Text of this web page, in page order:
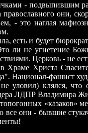
- подвыпившим
они,
- это наглая
есть и будет
ли не угнетение
Церковь - не
Христа
Национал-фашист
уловил) клялся, что
ЛДПР Владимира
«казаков»
все они - бывшие